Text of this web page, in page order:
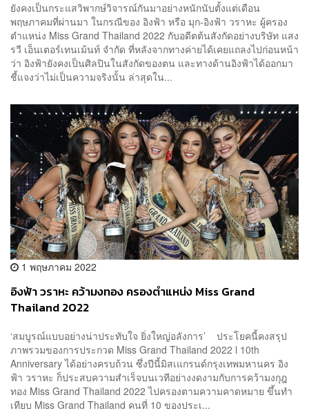
ยังคงเป็นกระแสวิพากษ์วิจารณ์กันมาอย่างหนักนับตั้งแต่เดือน
พฤษภาคมที่ผ่านมา ในกรณีของ อิงฟ้า หรือ มุก-อิงฟ้า วราหะ ผู้ครอง
ตำแหน่ง Miss Grand Thailand 2022 กับอดีตต้นสังกัดอย่างบริษัท แสง
รวี เอ็นเตอร์เทนเม้นท์ จำกัด ที่หลังจากทางค่ายได้เคยแถลงไปก่อนหน้า
ว่า อิงฟ้ายังคงเป็นศิลปินในสังกัดของตน และทางด้านอิงฟ้าได้ออกมา
ชี้แจงว่าไม่เป็นความจริงนั้น ล่าสุดใน...
1 พฤษภาคม 2022
อิงฟ้า วราหะ คว้ามงทอง ครองตำแหน่ง Miss Grand
Thailand 2022
‘สมบูรณ์แบบอย่างน่าประทับใจ ยิ่งใหญ่อลังการ’ ประโยคนี้คงสรุป
ภาพรวมของการประกวด Miss Grand Thailand 2022 l 10th
Anniversary ได้อย่างครบถ้วน ซึ่งปีนี้มิสเแกรนด์กรุงเทพมหานคร อิง
ฟ้า วราหะ ก็ประสบความสำเร็จบนเวทีอย่างงดงามกับการคว้ามงกุฎ
ทอง Miss Grand Thailand 2022 ไปครองตามความคาดหมาย ขึ้นทำ
เทียบ Miss Grand Thailand คนที่ 10 ของประเ...